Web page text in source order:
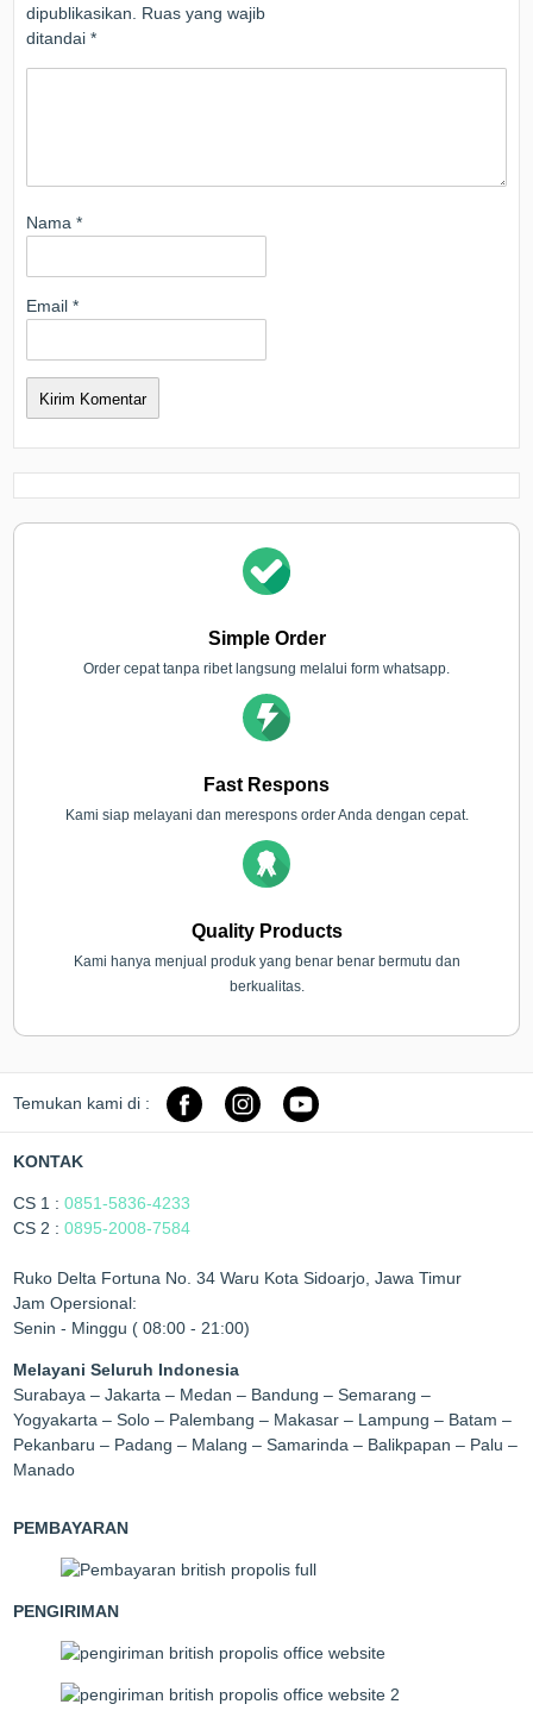
dipublikasikan.
Ruas yang wajib
ditandai*
Nama*
Email*
Simple Order
Order cepat tanpa ribet langsung melalui form whatsapp.
Fast Respons
Kami siap melayani dan merespons order Anda dengan cepat.
Quality Products
Kami hanya menjual produk yang benar benar bermutu dan
berkualitas.
Temukan kami di :
KONTAK
CS 1 :0851-5836-4233
CS 2 :0895-2008-7584
Ruko Delta Fortuna No. 34 Waru Kota Sidoarjo, Jawa Timur
Jam Opersional:
Senin - Minggu ( 08:00 - 21:00)
Melayani Seluruh Indonesia
Surabaya – Jakarta – Medan – Bandung – Semarang –
Yogyakarta – Solo – Palembang – Makasar – Lampung – Batam –
Pekanbaru – Padang – Malang – Samarinda – Balikpapan – Palu –
Manado
PEMBAYARAN
PENGIRIMAN